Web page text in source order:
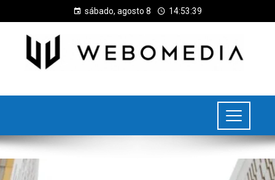
sábado, agosto 8 14:53:39